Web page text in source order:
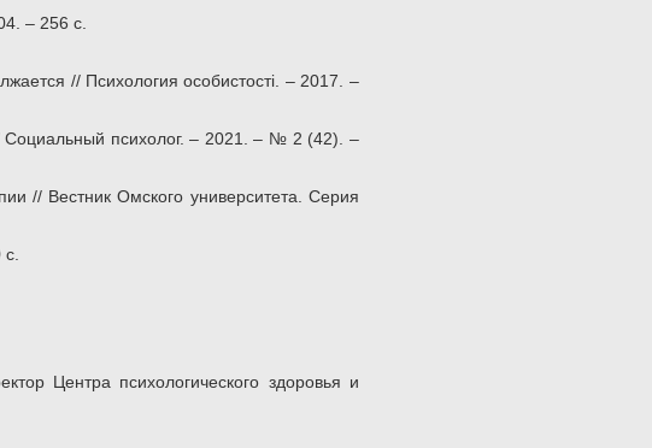
– 256 с.
// Психология особистостi. – 2017. –
Социальный психолог. – 2021. – № 2 (42). –
// Вестник Омского университета. Серия
Центра психологического здоровья и